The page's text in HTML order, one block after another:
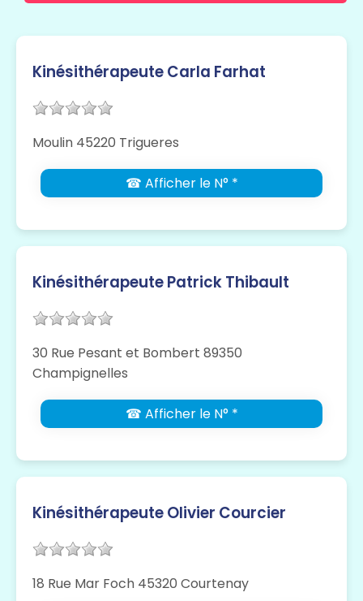
Kinésithérapeute Carla Farhat
Moulin 45220 Trigueres
☎ Afficher le N° *
Kinésithérapeute Patrick Thibault
30 Rue Pesant et Bombert 89350
Champignelles
☎ Afficher le N° *
Kinésithérapeute Olivier Courcier
18 Rue Mar Foch 45320 Courtenay